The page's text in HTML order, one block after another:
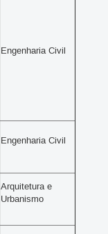
Engenharia Civil
Engenharia Civil
Arquitetura e
Urbanismo